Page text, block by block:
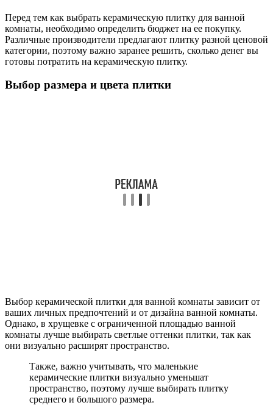
Перед тем как выбрать керамическую плитку для ванной
комнаты, необходимо определить бюджет на ее покупку.
Различные производители предлагают плитку разной ценовой
категории, поэтому важно заранее решить, сколько денег вы
готовы потратить на керамическую плитку.
Выбор размера и цвета плитки
Выбор керамической плитки для ванной комнаты зависит от
ваших личных предпочтений и от дизайна ванной комнаты.
Однако, в хрущевке с ограниченной площадью ванной
комнаты лучше выбирать светлые оттенки плитки, так как
они визуально расширят пространство.
Также, важно учитывать, что маленькие
керамические плитки визуально уменьшат
пространство, поэтому лучше выбирать плитку
среднего и большого размера.